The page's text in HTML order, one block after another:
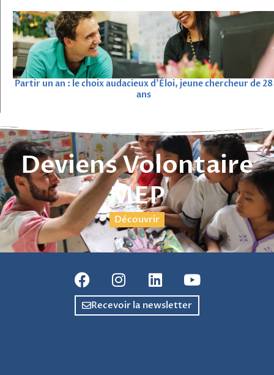
Partir un an : le choix audacieux d’Éloi, jeune chercheur de 28
ans
Deviens Volontaire
MEP
Découvrir
Recevoir la newsletter